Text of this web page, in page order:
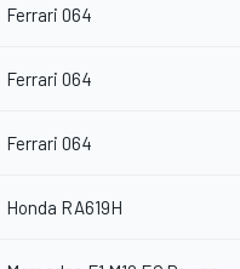
Ferrari 064
Ferrari 064
Ferrari 064
Honda RA619H